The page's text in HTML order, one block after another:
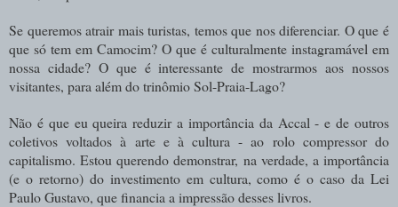
Se queremos atrair mais turistas, temos que nos diferenciar. O que é
que só tem em Camocim? O que é culturalmente instagramável em
nossa cidade? O que é interessante de mostrarmos aos nossos
visitantes, para além do trinômio Sol-Praia-Lago?
Não é que eu queira reduzir a importância da Accal - e de outros
coletivos voltados à arte e à cultura - ao rolo compressor do
capitalismo. Estou querendo demonstrar, na verdade, a importância
(e o retorno) do investimento em cultura, como é o caso da Lei
Paulo Gustavo, que financia a impressão desses livros.